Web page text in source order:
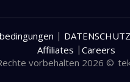
vorbehalten 2026 ©
|
Affiliates | Careers